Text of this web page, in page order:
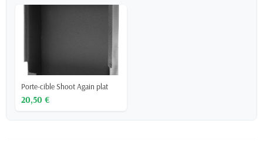
Porte-cible Shoot Again plat
20,50 €